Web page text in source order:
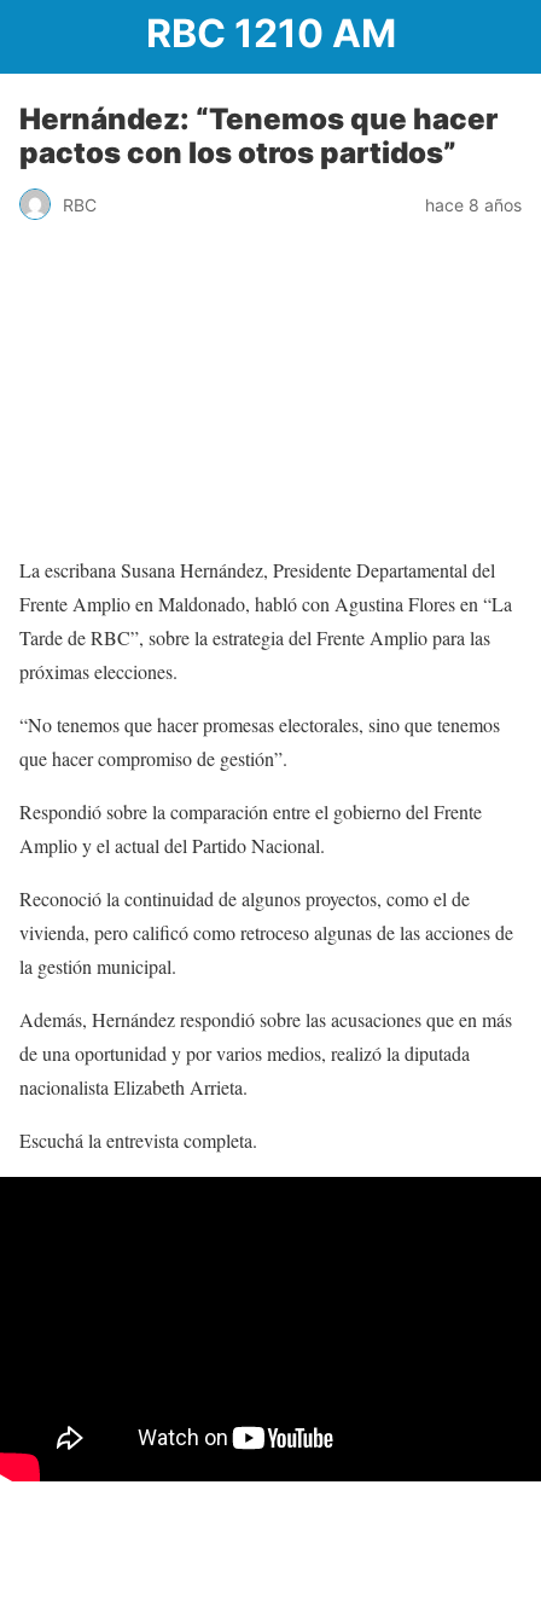
RBC 1210 AM
Hernández: “Tenemos que hacer
pactos con los otros partidos”
RBC hace 8 años
La escribana Susana Hernández, Presidente Departamental del
Frente Amplio en Maldonado, habló con Agustina Flores en “La
Tarde de RBC”, sobre la estrategia del Frente Amplio para las
próximas elecciones.
“No tenemos que hacer promesas electorales, sino que tenemos
que hacer compromiso de gestión”.
Respondió sobre la comparación entre el gobierno del Frente
Amplio y el actual del Partido Nacional.
Reconoció la continuidad de algunos proyectos, como el de
vivienda, pero calificó como retroceso algunas de las acciones de
la gestión municipal.
Además, Hernández respondió sobre las acusaciones que en más
de una oportunidad y por varios medios, realizó la diputada
nacionalista Elizabeth Arrieta.
Escuchá la entrevista completa.